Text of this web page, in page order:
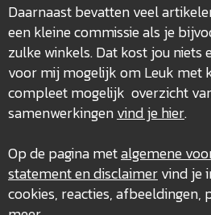
Daarnaast bevatten veel
een kleine commissie als je
zulke winkels. Dat kost jou niets
voor mij mogelijk om Leuk met
compleet mogelijk overzicht
samenwerkingenvind je hier.
Op de pagina metalgemene
statement en disclaimervind je
cookies, reacties, afbeeldingen,